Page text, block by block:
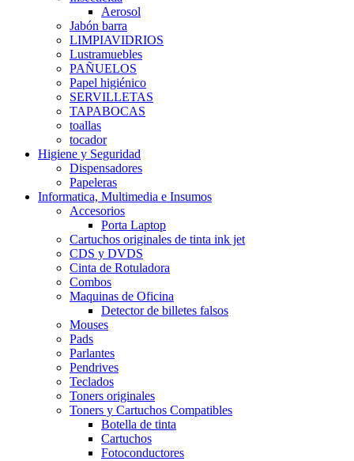
Aerosol
Jabón barra
LIMPIAVIDRIOS
Lustramuebles
PAÑUELOS
Papel higiénico
SERVILLETAS
TAPABOCAS
toallas
tocador
Higiene y Seguridad
Dispensadores
Papeleras
Informatica, Multimedia e Insumos
Accesorios
Porta Laptop
Cartuchos originales de tinta ink jet
CDS y DVDS
Cinta de Rotuladora
Combos
Maquinas de Oficina
Detector de billetes falsos
Mouses
Pads
Parlantes
Pendrives
Teclados
Toners originales
Toners y Cartuchos Compatibles
Botella de tinta
Cartuchos
Fotoconductores